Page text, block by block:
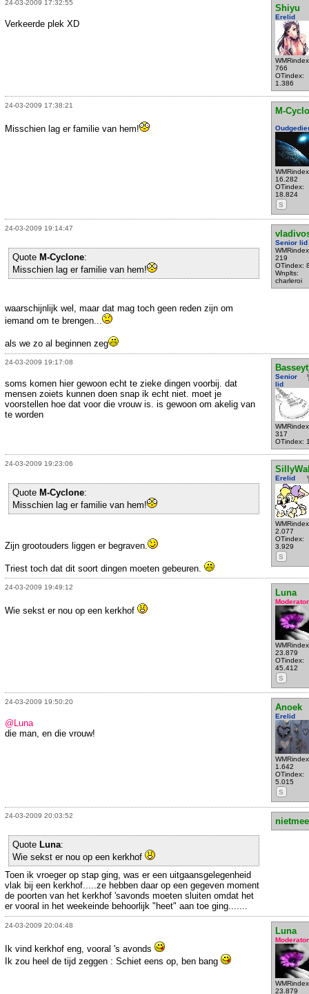
24-03-2009 17:32:55
Shiyu
Erelid
766
OTindex:
1.386
Verkeerde plek XD
24-03-2009 17:38:21
M-
16.282
OTindex:
18.824
S
Misschien lag er familie van hem!
24-03-2009 19:14:47
Senior lid
219
OTindex:
Wnplts:
charleroi
Quote M-Cyclone:
Misschien lag er familie van hem!
waarschijnlijk wel, maar dat mag toch geen reden zijn om
iemand om te brengen...
als we zo al beginnen zeg
24-03-2009 19:17:08
Senior
lid
317
OTindex:
soms komen hier gewoon echt te zieke dingen voorbij. dat
mensen zoiets kunnen doen snap ik echt niet. moet je
voorstellen hoe dat voor die vrouw is. is gewoon om akelig van
te worden
24-03-2009 19:23:06
Erelid
2.077
OTindex:
3.929
S
Quote M-Cyclone:
Misschien lag er familie van hem!
Zijn grootouders liggen er begraven.
Triest toch dat dit soort dingen moeten gebeuren.
24-03-2009 19:49:12
Luna
Moderator
23.879
OTindex:
45.412
S
Wie sekst er nou op een kerkhof
24-03-2009 19:50:20
Anoek
Erelid
1.642
OTindex:
5.015
S
@Luna
die man, en die vrouw!
24-03-2009 20:03:52
Quote Luna:
Wie sekst er nou op een kerkhof
Toen ik vroeger op stap ging, was er een uitgaansgelegenheid
vlak bij een kerkhof.....ze hebben daar op een gegeven moment
de poorten van het kerkhof 'savonds moeten sluiten omdat het
er vooral in het weekeinde behoorlijk "heet" aan toe ging.......
24-03-2009 20:04:48
Luna
Moderator
23.879
Ik vind kerkhof eng, vooral 's avonds
Ik zou heel de tijd zeggen : Schiet eens op, ben bang